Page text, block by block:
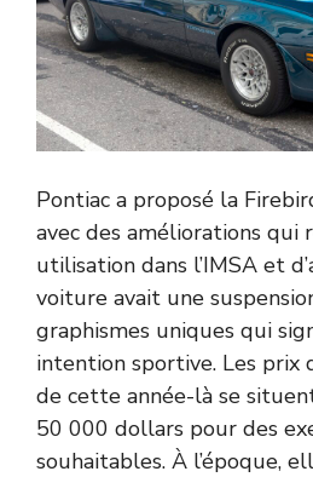
Pontiac a proposé la
avec des améliorations qui
utilisation dans l’IMSA et
voiture avait une
graphismes uniques qui
intention sportive. Les prix
de cette année-là se
50 000 dollars pour des
souhaitables. À l’époque,